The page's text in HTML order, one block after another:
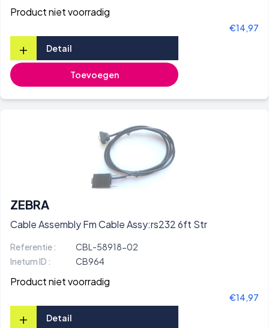
Product niet voorradig
€14,97
+ Detail
Toevoegen
ZEBRA
Cable Assembly Fm Cable Assy:rs232 6ft Str
Referentie :
CBL-58918-02
Inetum ID :
CB964
Product niet voorradig
€14,97
+ Detail